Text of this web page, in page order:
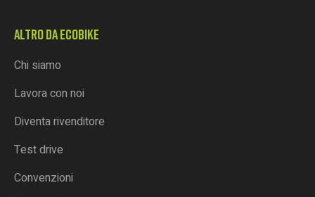
ALTRO DA ECOBIKE
Chi siamo
Lavora con noi
Diventa rivenditore
Test drive
Convenzioni